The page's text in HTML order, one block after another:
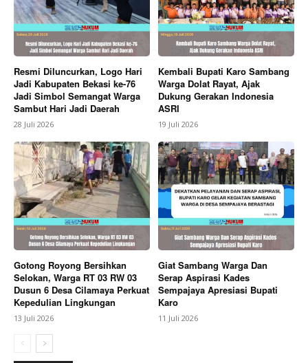
Company
About
Contact us
Subscription Plans
My account
Bagikan Artikel
Resmi Diluncurkan, Logo Hari
Jadi Kabupaten Bekasi ke-76
Jadi Simbol Semangat Warga
Sambut Hari Jadi Daerah
28 Juli 2026
Kembali Bupati Karo Sambang
Warga Dolat Rayat, Ajak
Dukung Gerakan Indonesia
ASRI
19 Juli 2026
Gotong Royong Bersihkan
Selokan, Warga RT 03 RW 03
Dusun 6 Desa Cilamaya Perkuat
Kepedulian Lingkungan
13 Juli 2026
Giat Sambang Warga Dan
Serap Aspirasi Kades
Sempajaya Apresiasi Bupati
Karo
11 Juli 2026